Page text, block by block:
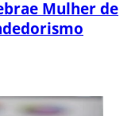
Mulher de